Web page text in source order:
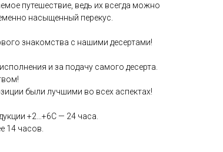
путешествие, ведь их всегда можно
насыщенный перекус.
знакомства с нашими десертами!
и за подачу самого десерта.
были лучшими во всех аспектах!
+2…+6С — 24 часа.
14 часов.